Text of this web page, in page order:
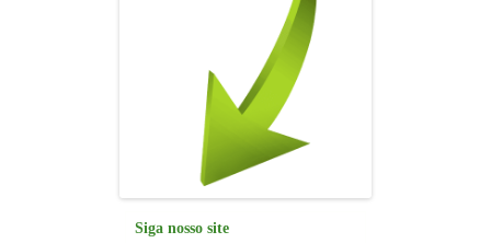
Siga nosso site